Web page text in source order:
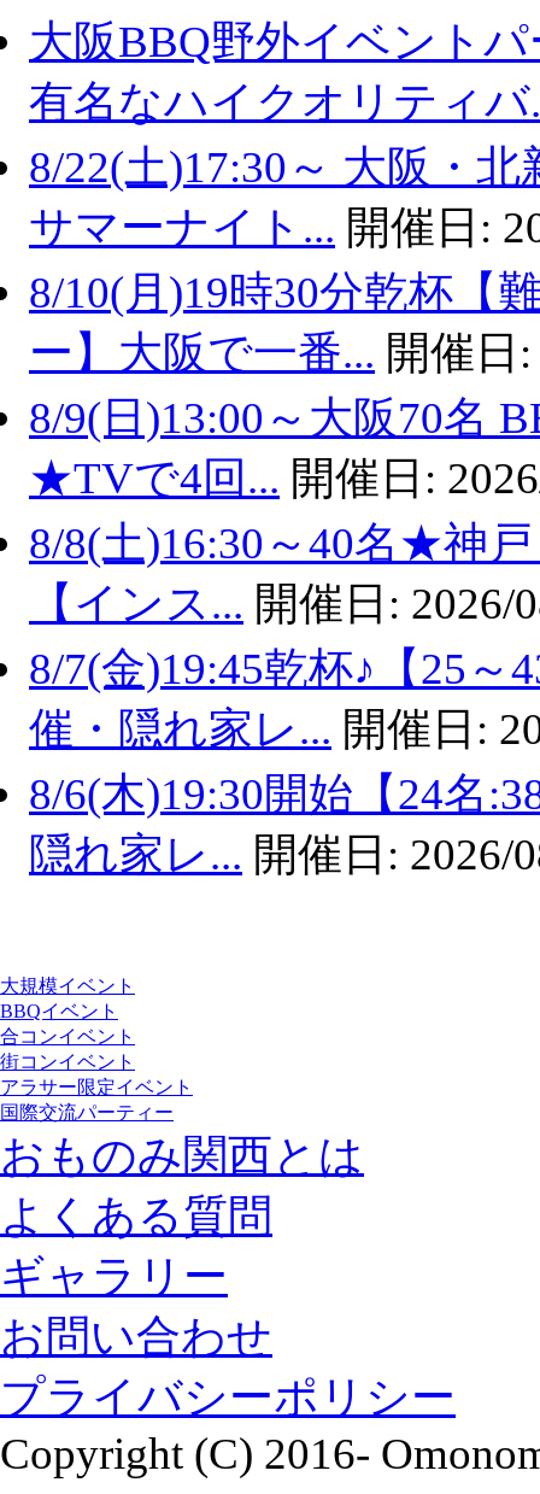
大阪BBQ野外イベント
有名なハイクオリティバ
8/22(土)17:30～ 大阪・
サマーナイト... 開催日:
8/10(月)19時30分乾杯【
ー】大阪で一番... 開催日
8/9(日)13:00～大阪70名
★TVで4回... 開催日:
8/8(土)16:30～40名★神
【インス... 開催日: 2026/
8/7(金)19:45乾杯♪【25
催・隠れ家レ... 開催日:
8/6(木)19:30開始【24名
隠れ家レ... 開催日: 2026/
大規模イベント
BBQイベント
合コンイベント
街コンイベント
アラサー限定イベント
国際交流パーティー
おものみ関西とは
よくある質問
ギャラリー
お問い合わせ
プライバシーポリシー
Copyright (C) 2016-